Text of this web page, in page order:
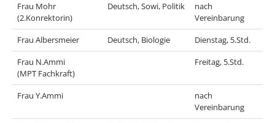
Frau Mohr
(2.Konrektorin)
Deutsch, Sowi, Politik
nach
Vereinbarung
Frau Albersmeier
Deutsch, Biologie
Dienstag, 5.Std.
Frau N.Ammi
(MPT Fachkraft)
Freitag, 5.Std.
Frau Y.Ammi
nach
Vereinbarung